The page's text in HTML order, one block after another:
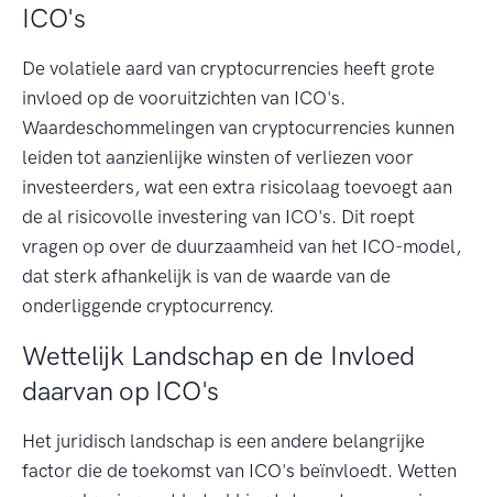
ICO's
De volatiele aard van cryptocurrencies heeft grote
invloed op de vooruitzichten van ICO's.
Waardeschommelingen van cryptocurrencies kunnen
leiden tot aanzienlijke winsten of verliezen voor
investeerders, wat een extra risicolaag toevoegt aan
de al risicovolle investering van ICO's. Dit roept
vragen op over de duurzaamheid van het ICO-model,
dat sterk afhankelijk is van de waarde van de
onderliggende cryptocurrency.
Wettelijk Landschap en de Invloed
daarvan op ICO's
Het juridisch landschap is een andere belangrijke
factor die de toekomst van ICO's beïnvloedt. Wetten